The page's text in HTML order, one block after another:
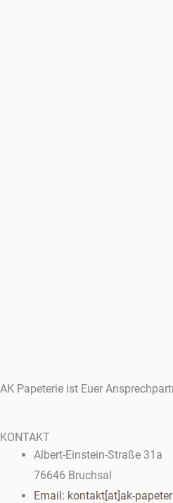
AK Papeterie ist Euer
KONTAKT
Albert-Einstein-Straße 31a
76646 Bruchsal
Email: kontakt[at]ak-